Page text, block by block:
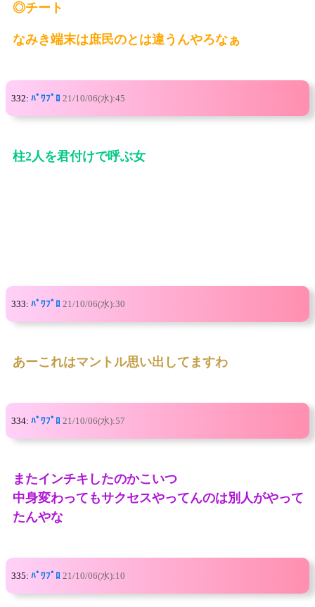
◎チート
なみき端末は庶民のとは違うんやろなぁ
332: ﾊﾟﾜﾌﾟﾛ 21/10/06(水):45
柱2人を君付けで呼ぶ女
333: ﾊﾟﾜﾌﾟﾛ 21/10/06(水):30
あーこれはマントル思い出してますわ
334: ﾊﾟﾜﾌﾟﾛ 21/10/06(水):57
またインチキしたのかこいつ
中身変わってもサクセスやってんのは別人がやって
たんやな
335: ﾊﾟﾜﾌﾟﾛ 21/10/06(水):10